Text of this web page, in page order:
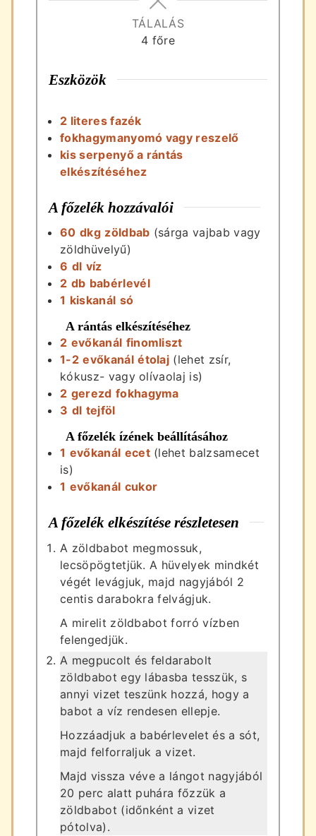
TÁLALÁS
4 főre
Eszközök
2 literes fazék
fokhagymanyomó vagy reszelő
kis serpenyő a rántás
elkészítéséhez
A főzelék hozzávalói
60 dkg zöldbab (sárga vajbab vagy
zöldhüvelyű)
6 dl víz
2 db babérlevél
1 kiskanál só
A rántás elkészítéséhez
2 evőkanál finomliszt
1-2 evőkanál étolaj (lehet zsír,
kókusz- vagy olívaolaj is)
2 gerezd fokhagyma
3 dl tejföl
A főzelék ízének beállításához
1 evőkanál ecet (lehet balzsamecet
is)
1 evőkanál cukor
A főzelék elkészítése részletesen
A zöldbabot megmossuk,
lecsöpögtetjük. A hüvelyek mindkét
végét levágjuk, majd nagyjából 2
centis darabokra felvágjuk.
A mirelit zöldbabot forró vízben
felengedjük.
A megpucolt és feldarabolt
zöldbabot egy lábasba tesszük, s
annyi vizet teszünk hozzá, hogy a
babot a víz rendesen ellepje.
Hozzáadjuk a babérlevelet és a sót,
majd felforraljuk a vizet.
Majd vissza véve a lángot nagyjából
20 perc alatt puhára főzzük a
zöldbabot (időnként a vizet
pótolva).